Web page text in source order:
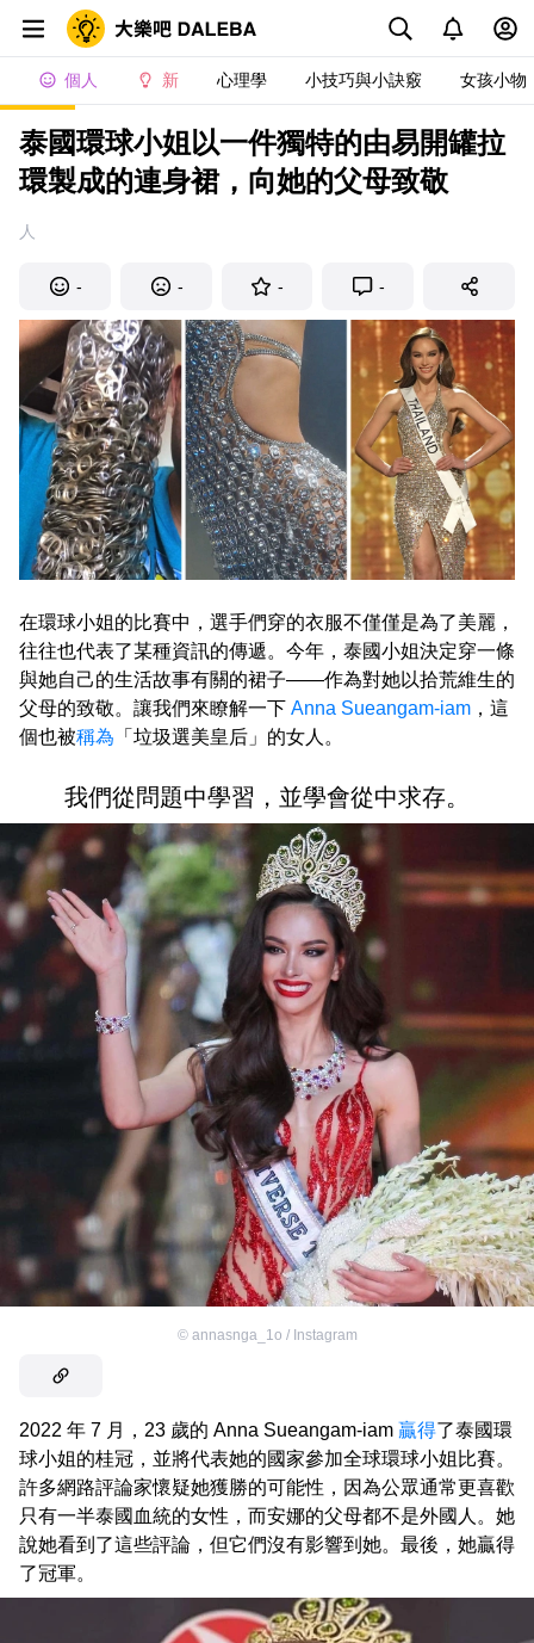
個人 新 心理學 小技巧與小訣竅 女孩小物
泰國環球小姐以一件獨特的由易開罐拉
環製成的連身裙，向她的父母致敬
人
- - - -
在環球小姐的比賽中，選手們穿的衣服不僅僅是為了美麗，
往往也代表了某種資訊的傳遞。今年，泰國小姐決定穿一條
與她自己的生活故事有關的裙子——作為對她以拾荒維生的
父母的致敬。讓我們來瞭解一下 Anna Sueangam-iam ，這
個也被稱為 「垃圾選美皇后」的女人。
我們從問題中學習，並學會從中求存。
© annasnga_1o / Instagram
2022 年 7 月，23 歲的 Anna Sueangam-iam 贏得了泰國環
球小姐的桂冠，並將代表她的國家參加全球環球小姐比賽。
許多網路評論家懷疑她獲勝的可能性，因為公眾通常更喜歡
只有一半泰國血統的女性，而安娜的父母都不是外國人。她
說她看到了這些評論，但它們沒有影響到她。最後，她贏得
了冠軍。